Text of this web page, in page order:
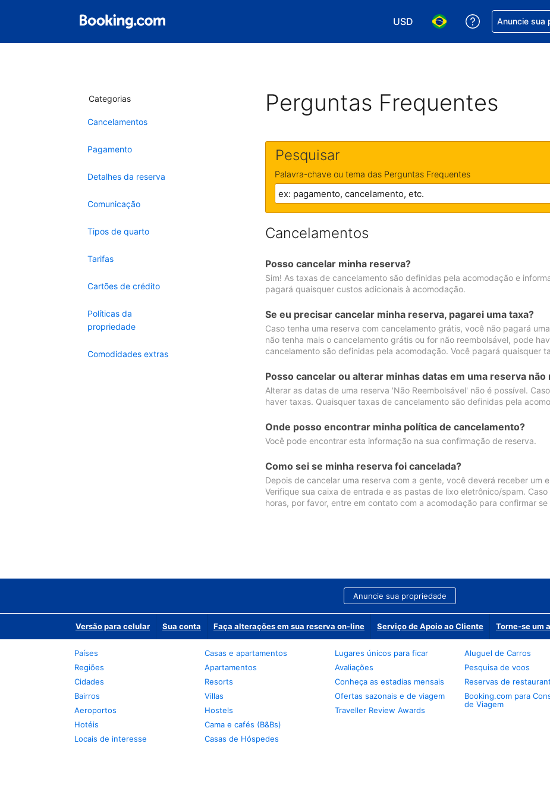
USD
Escolha sua moeda. Atualmente,
Escolha seu idioma.
Receber
Anuncie sua
Categorias
Cancelamentos
Pagamento
Detalhes da reserva
Comunicação
Tipos de quarto
Tarifas
Cartões de crédito
Políticas da
propriedade
Comodidades extras
Perguntas Frequentes
Pesquisar
Palavra-chave ou tema das Perguntas Frequentes
Cancelamentos
Posso cancelar minha reserva?
Sim! As taxas de cancelamento são definidas pela acomodação e
pagará quaisquer custos adicionais à acomodação.
Se eu precisar cancelar minha reserva, pagarei uma taxa?
Caso tenha uma reserva com cancelamento grátis, você não pagará
não tenha mais o cancelamento grátis ou for não reembolsável, pode
cancelamento são definidas pela acomodação. Você pagará quaisquer
Posso cancelar ou alterar minhas datas em uma reserva
Alterar as datas de uma reserva 'Não Reembolsável' não é possível.
haver taxas. Quaisquer taxas de cancelamento são definidas pela
Onde posso encontrar minha política de cancelamento?
Você pode encontrar esta informação na sua confirmação de reserva.
Como sei se minha reserva foi cancelada?
Depois de cancelar uma reserva com a gente, você deverá receber um
Verifique sua caixa de entrada e as pastas de lixo eletrônico/spam.
horas, por favor, entre em contato com a acomodação para confirmar
Anuncie sua propriedade
Versão para celular Sua conta Faça alterações em sua reserva on-line Serviço de Apoio ao Cliente Torne-se um
Países
Regiões
Cidades
Bairros
Aeroportos
Hotéis
Locais de interesse
Casas e apartamentos
Apartamentos
Resorts
Villas
Hostels
Cama e cafés (B&Bs)
Casas de Hóspedes
Lugares únicos para ficar
Avaliações
Conheça as estadias mensais
Ofertas sazonais e de viagem
Traveller Review Awards
Aluguel de Carros
Pesquisa de voos
Reservas de
Booking.com para
de Viagem